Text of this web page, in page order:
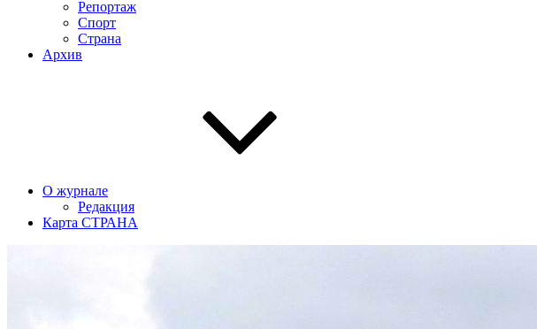
Репортаж
Спорт
Страна
Архив
О журнале
Редакция
Карта СТРАНА